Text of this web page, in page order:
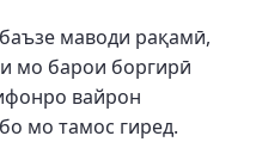
маводи рақамӣ,
мо барои боргирӣ
вайрон
мо тамос гиред.